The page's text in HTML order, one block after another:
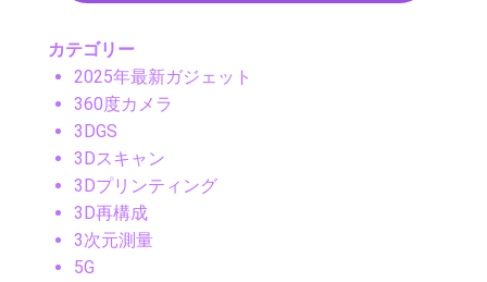
カテゴリー
2025年最新ガジェット
360度カメラ
3DGS
3Dスキャン
3Dプリンティング
3D再構成
3次元測量
5G